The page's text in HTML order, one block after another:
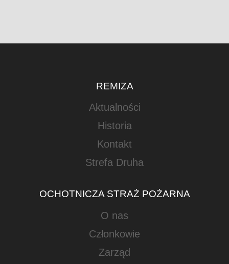
REMIZA
Aktualności
Historia
Kontakt
Strefa Druha
OCHOTNICZA STRAŻ POŻARNA
O nas
Członkowie
Zarząd